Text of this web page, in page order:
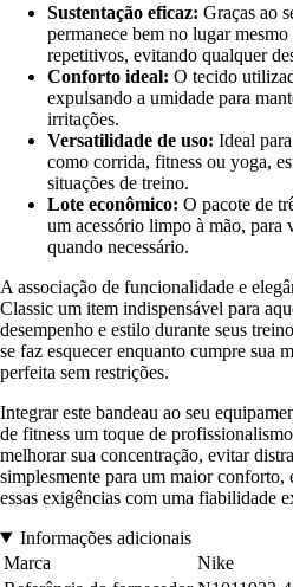
Sustentação eficaz: Graças ao
permanece bem no lugar
repetitivos, evitando qualquer
Conforto ideal: O tecido
expulsando a umidade para
irritações.
Versatilidade de uso: Ideal
como corrida, fitness ou yoga,
situações de treino.
Lote econômico: O pacote de
um acessório limpo à mão,
quando necessário.
A associação de funcionalidade e
Classic um item indispensável para
desempenho e estilo durante seus
se faz esquecer enquanto cumpre sua
perfeita sem restrições.
Integrar este bandeau ao seu
de fitness um toque de
melhorar sua concentração, evitar
simplesmente para um maior conforto,
essas exigências com uma fiabilidade
Informações adicionais
Marca
Nike